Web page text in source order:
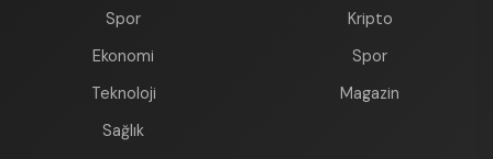
Spor
Ekonomi
Teknoloji
Sağlık
Kripto
Spor
Magazin